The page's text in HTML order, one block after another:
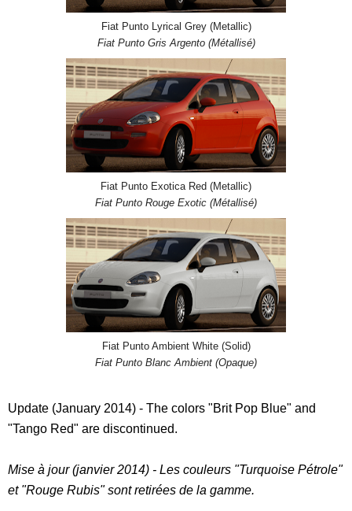
Fiat Punto Lyrical Grey (Metallic)
Fiat Punto Gris Argento (Métallisé)
Fiat Punto Exotica Red (Metallic)
Fiat Punto Rouge Exotic (Métallisé)
Fiat Punto Ambient White (Solid)
Fiat Punto Blanc Ambient (Opaque)
Update (January 2014) - The colors "Brit Pop Blue" and
"Tango Red" are discontinued.
Mise à jour (janvier 2014) - Les couleurs "Turquoise Pétrole"
et "Rouge Rubis" sont retirées de la gamme.